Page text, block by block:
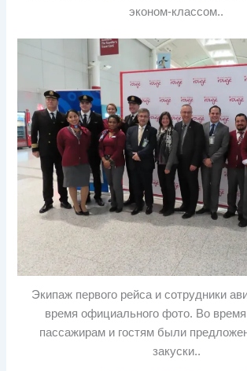
эконом-классом..
Экипаж первого рейса и сотрудники
время официального фото. Во
пассажирам и гостям были
закуски..